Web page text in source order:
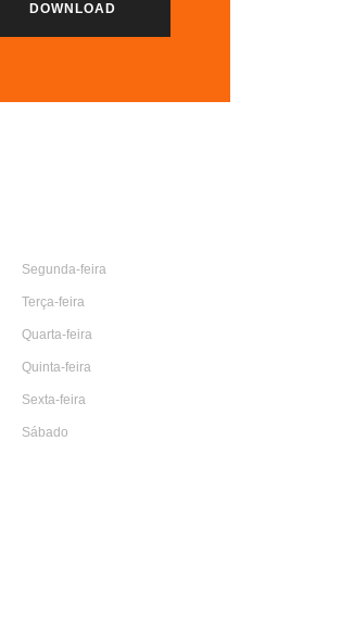
DOWNLOAD
Segunda-feira
Terça-feira
Quarta-feira
Quinta-feira
Sexta-feira
Sábado